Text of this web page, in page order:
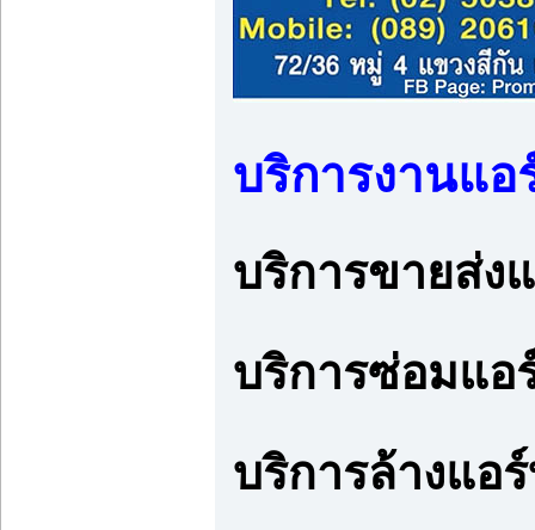
บริการงานแ
บริการขายส่ง
บริการซ่อมแอ
บริการล้างแอ